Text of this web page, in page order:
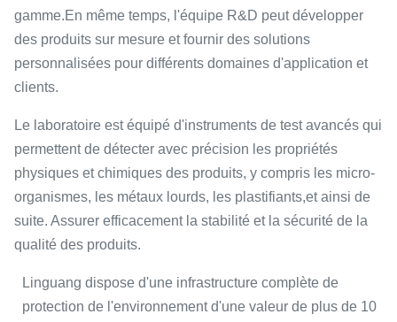
gamme.En même temps, l'équipe R&D peut développer
des produits sur mesure et fournir des solutions
personnalisées pour différents domaines d'application et
clients.
Le laboratoire est équipé d'instruments de test avancés qui
permettent de détecter avec précision les propriétés
physiques et chimiques des produits, y compris les micro-
organismes, les métaux lourds, les plastifiants,et ainsi de
suite. Assurer efficacement la stabilité et la sécurité de la
qualité des produits.
Linguang dispose d'une infrastructure complète de
protection de l'environnement d'une valeur de plus de 10